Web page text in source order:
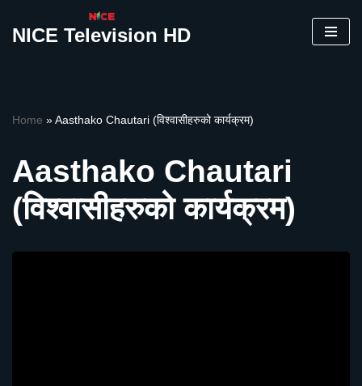
Skip
NICE Television HD
Home »Aasthako Chautari (विश्वासीहरुको कार्यक्रम)
Aasthako Chautari
(विश्वासीहरुको कार्यक्रम)